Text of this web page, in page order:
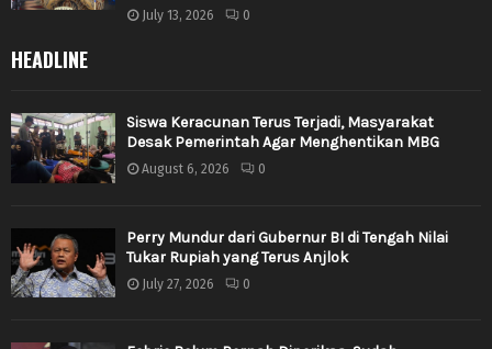
July 13, 2026 0
HEADLINE
Siswa Keracunan Terus Terjadi, Masyarakat
Desak Pemerintah Agar Menghentikan MBG
August 6, 2026 0
Perry Mundur dari Gubernur BI di Tengah Nilai
Tukar Rupiah yang Terus Anjlok
July 27, 2026 0